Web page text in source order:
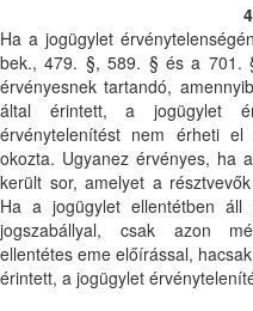
Ha a jogügylet
bek., 479. §, 589. § és a 701.
érvényesnek tartandó,
által érintett, a jogügylet
érvénytelenítést nem érheti
okozta. Ugyanez érvényes, ha
került sor, amelyet a
Ha a jogügylet ellentétben áll
jogszabállyal, csak azon
ellentétes eme előírással,
érintett, a jogügylet